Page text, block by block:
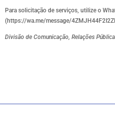
Para solicitação de serviços, utilize o
(https://wa.me/message/
Divisão de Comunicação, Relações